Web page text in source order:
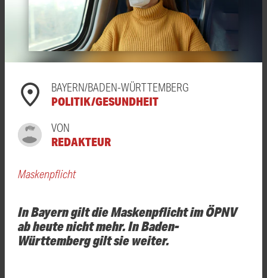
BAYERN/BADEN-WÜRTTEMBERG
POLITIK/GESUNDHEIT
VON
REDAKTEUR
Maskenpflicht
In Bayern gilt die Maskenpflicht im ÖPNV
ab heute nicht mehr. In Baden-
Württemberg gilt sie weiter.